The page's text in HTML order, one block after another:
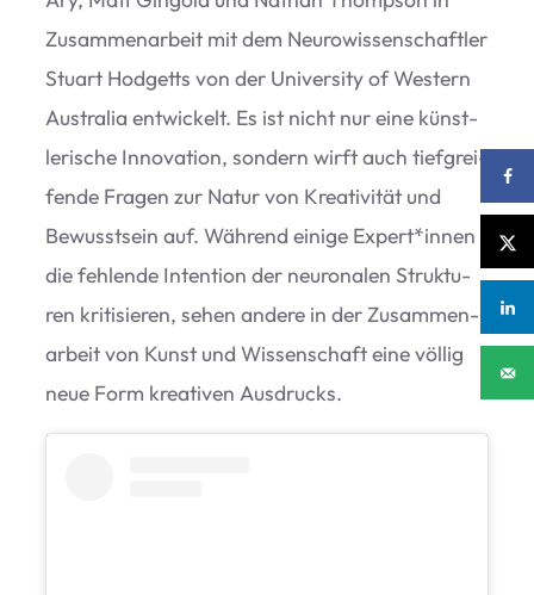
Zusam­men­ar­beit mit dem Neu­ro­wis­sen­schaft­ler
Stuart Hod­getts von der Uni­ver­sity of Wes­tern
Aus­tra­lia ent­wi­ckelt. Es ist nicht nur eine künst­
le­ri­sche Inno­va­tion, son­dern wirft auch tief­grei­
fende Fra­gen zur Natur von Krea­ti­vi­tät und
Bewusst­sein auf. Wäh­rend einige Expert*innen
die feh­lende Inten­tion der neu­ro­na­len Struk­tu­
ren kri­ti­sie­ren, sehen andere in der Zusam­men­
ar­beit von Kunst und Wis­sen­schaft eine völ­lig
neue Form krea­ti­ven Ausdrucks.